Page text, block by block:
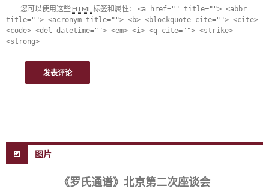
您可以使用这些 HTML标签和属性： <a href="" title=""> <abbr
title=""> <acronym title=""> <b> <blockquote cite=""> <cite>
<code> <del datetime=""> <em> <i> <q cite=""> <strike>
<strong>
图片
《罗氏通谱》北京第二次座谈会